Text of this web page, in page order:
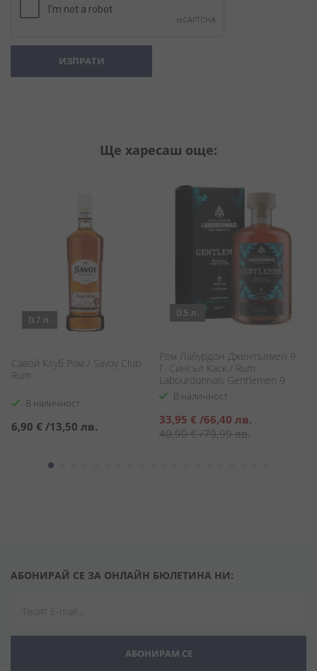
ИЗПРАТИ
Ще харесаш още:
0.7 л.
Савой Клуб Ром / Savoy Club
Rum
В наличност
6,90 € /13,50 лв.
0.5 л.
Ром Лабурдон Джентълмен 9
Г. Сингъл Каск / Rum
Labourdonnais Gentlemen 9
YO Single Cask
В наличност
Специална
цена
33,95 € /66,40 лв.
40,90 €/79,99 лв.
АБОНИРАЙ СЕ ЗА ОНЛАЙН БЮЛЕТИНА НИ:
АБОНИРАМ СЕ